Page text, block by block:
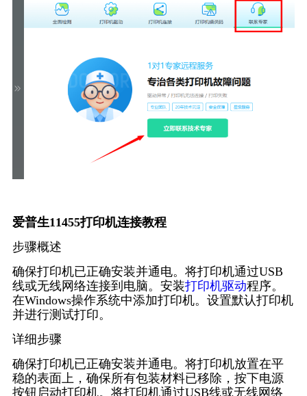
爱普生11455打印机连接教程
步骤概述
确保打印机已正确安装并通电。将打印机通过USB
线或无线网络连接到电脑。安装打印机驱动程序。
在Windows操作系统中添加打印机。设置默认打印机
并进行测试打印。
详细步骤
确保打印机已正确安装并通电。将打印机放置在平
稳的表面上，确保所有包装材料已移除，按下电源
按钮启动打印机。将打印机通过USB线或无线网络